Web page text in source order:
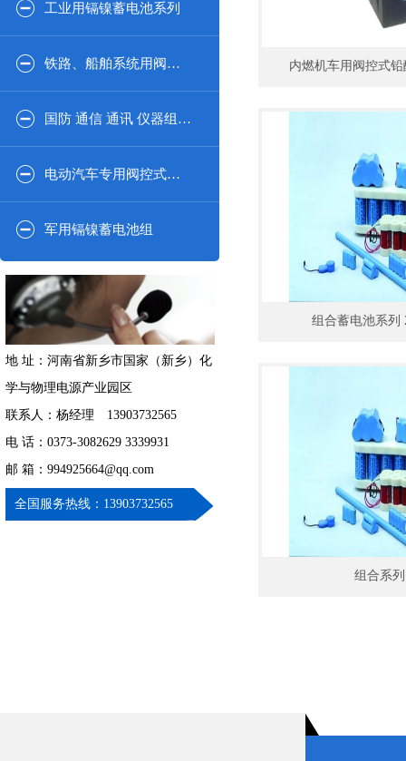
工业用镉镍蓄电池系列
铁路、船舶系统用阀控式密闭铅酸蓄电池系列
国防 通信 通讯 仪器组合系列
电动汽车专用阀控式密封铅酸蓄电池
军用镉镍蓄电池组
地 址：河南省新乡市国家（新乡）化
学与物理电源产业园区
联系人：杨经理 13903732565
电 话：0373-3082629 3339931
邮 箱：994925664@qq.com
全国服务热线：13903732565
组合蓄电池系列
组合系